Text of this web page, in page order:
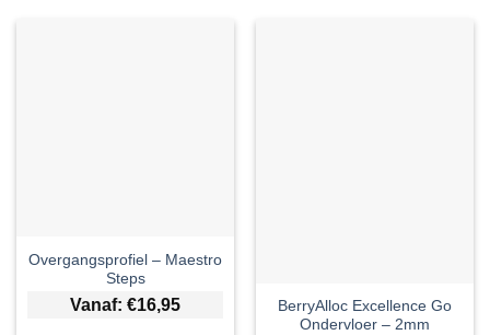
Overgangsprofiel – Maestro
Steps
Vanaf: €16,95
BerryAlloc Excellence Go
Ondervloer – 2mm